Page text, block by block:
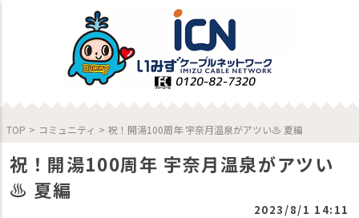
TOP > コミュニティ > 祝！開湯100周年 宇奈月温泉がアツい♨ 夏編
祝！開湯100周年 宇奈月温泉がアツい
♨ 夏編
2023/8/1 14:11